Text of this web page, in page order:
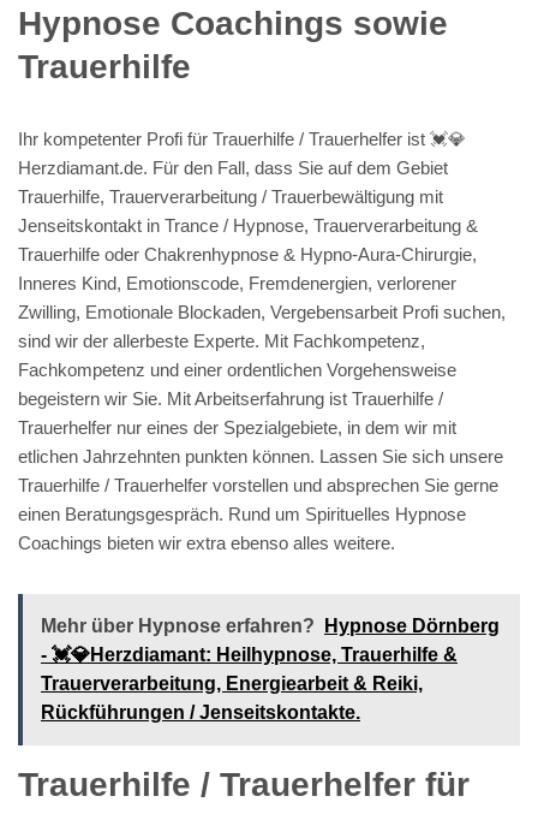
Hypnose Coachings sowie
Trauerhilfe
Ihr kompetenter Profi für Trauerhilfe / Trauerhelfer ist 💓️💎
Herzdiamant.de. Für den Fall, dass Sie auf dem Gebiet
Trauerhilfe, Trauerverarbeitung / Trauerbewältigung mit
Jenseitskontakt in Trance / Hypnose, Trauerverarbeitung &
Trauerhilfe oder Chakrenhypnose & Hypno-Aura-Chirurgie,
Inneres Kind, Emotionscode, Fremdenergien, verlorener
Zwilling, Emotionale Blockaden, Vergebensarbeit Profi suchen,
sind wir der allerbeste Experte. Mit Fachkompetenz,
Fachkompetenz und einer ordentlichen Vorgehensweise
begeistern wir Sie. Mit Arbeitserfahrung ist Trauerhilfe /
Trauerhelfer nur eines der Spezialgebiete, in dem wir mit
etlichen Jahrzehnten punkten können. Lassen Sie sich unsere
Trauerhilfe / Trauerhelfer vorstellen und absprechen Sie gerne
einen Beratungsgespräch. Rund um Spirituelles Hypnose
Coachings bieten wir extra ebenso alles weitere.
Mehr über Hypnose erfahren?
Hypnose Dörnberg
- 💓️💎Herzdiamant: Heilhypnose, Trauerhilfe &
Trauerverarbeitung, Energiearbeit & Reiki,
Rückführungen / Jenseitskontakte.
Trauerhilfe / Trauerhelfer für